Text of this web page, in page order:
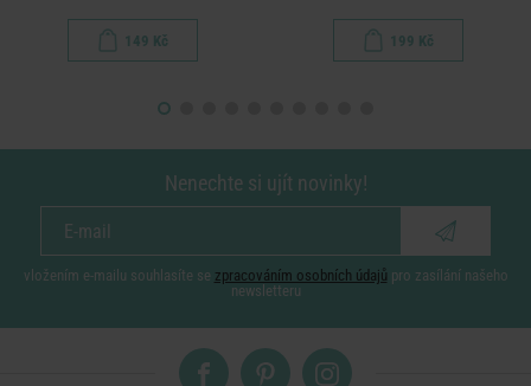
149 Kč 199 Kč
Nenechte si ujít novinky!
vložením e-mailu souhlasíte se zpracováním osobních údajů pro zasílání našeho
newsletteru